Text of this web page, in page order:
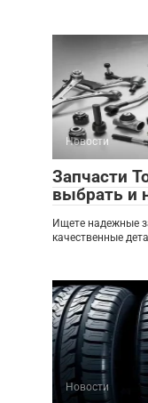
Новости
Запчасти
выбрать и
Ищете надежные
качественные
Новости